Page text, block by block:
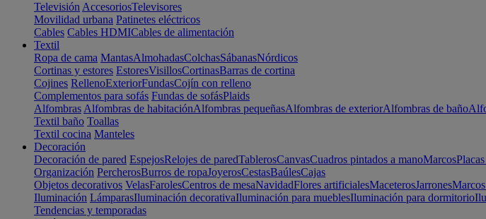
Televisión AccesoriosTelevisores
Movilidad urbana Patinetes eléctricos
Cables Cables HDMICables de alimentación
Textil
Ropa de cama MantasAlmohadasColchasSábanasNórdicos
Cortinas y estores EstoresVisillosCortinasBarras de cortina
Cojines RellenoExteriorFundasCojín con relleno
Complementos para sofás Fundas de sofásPlaids
Alfombras Alfombras de habitaciónAlfombras pequeñasAlfombras de exteriorAlfombras de baño
Textil baño Toallas
Textil cocina Manteles
Decoración
Decoración de pared EspejosRelojes de paredTablerosCanvasCuadros pintados a manoMarcos
Organización PercherosBurros de ropaJoyerosCestasBaúlesCajas
Objetos decorativos VelasFarolesCentros de mesaNavidadFlores artificialesMaceterosJarrones
Iluminación LámparasIluminación decorativaIluminación para mueblesIluminación para dormitorio
Tendencias y temporadas